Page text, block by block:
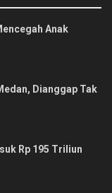
Anak
Dianggap Tak
Rp 195 Triliun